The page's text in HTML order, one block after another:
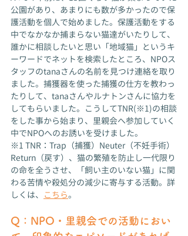
公園があり、あまりにも数が多かったので保
護活動を個人で始めました。保護活動をする
中でなかなか捕まらない猫達がいたりして、
誰かに相談したいと思い「地域猫」というキ
ーワードでネットを検索したところ、NPOス
タッフのtanaさんの名前を見つけ連絡を取り
ました。捕獲器を使った捕獲の仕方を教わっ
たりして、tanaさんやルナトンさんに協力を
してもらいました。こうしてTNR(※1)の相談
をした事から始まり、里親会へ参加していく
中でNPOへのお誘いを受けました。
※1 TNR：Trap（捕獲）Neuter（不妊手術）
Return（戻す）、猫の繁殖を防止し一代限り
の命を全うさせ、「飼い主のいない猫」に関
わる苦情や殺処分の減少に寄与する活動。詳
しくは、
こちら。
Q： NPO・里親会での活動におい